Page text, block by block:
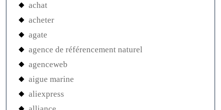
achat
acheter
agate
agence de référencement naturel
agenceweb
aigue marine
aliexpress